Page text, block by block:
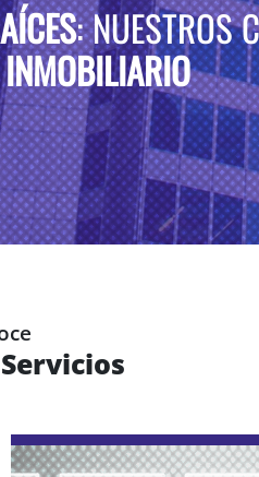
: NUESTROS